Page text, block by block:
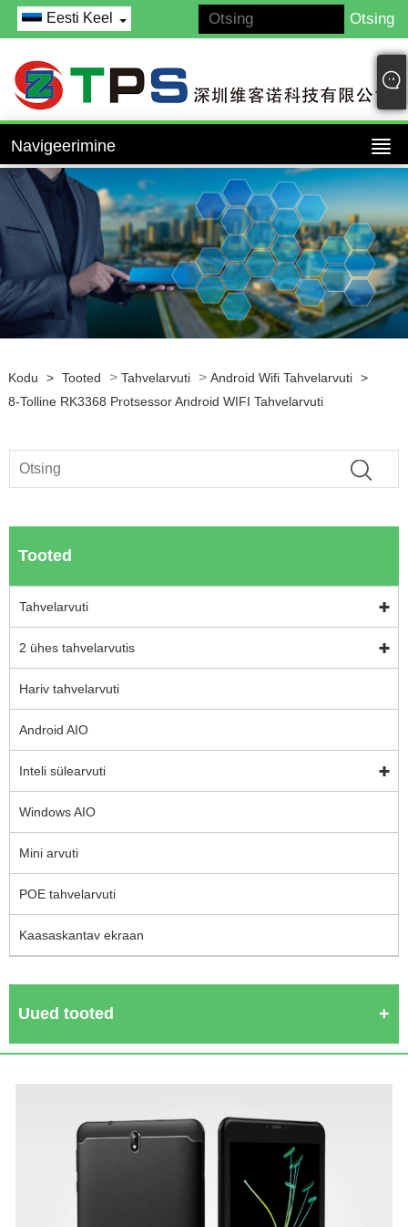
Eesti Keel
Navigeerimine
Kodu > Tooted > Tahvelarvuti > Android Wifi Tahvelarvuti >
8-Tolline RK3368 Protsessor Android WIFI Tahvelarvuti
Tooted
Tahvelarvuti
2 ühes tahvelarvutis
Hariv tahvelarvuti
Android AIO
Inteli sülearvuti
Windows AIO
Mini arvuti
POE tahvelarvuti
Kaasaskantav ekraan
Uued tooted